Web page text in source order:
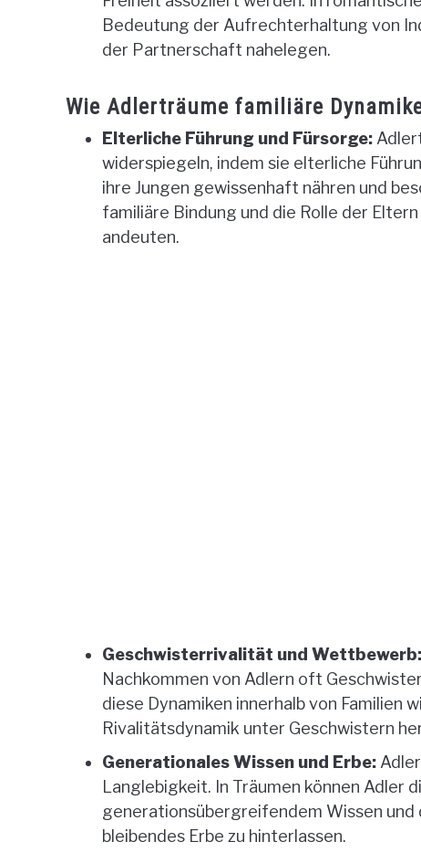
Bedeutung der Aufrechterhaltung von
der Partnerschaft nahelegen.
Wie Adlerträume familiäre
Elterliche Führung und Fürsorge:
widerspiegeln, indem sie elterliche
ihre Jungen gewissenhaft nähren und
familiäre Bindung und die Rolle der
andeuten.
Geschwisterrivalität und Wettbewerb:
Nachkommen von Adlern oft
diese Dynamiken innerhalb von Familien
Rivalitätsdynamik unter Geschwistern
Generationales Wissen und Erbe:
Langlebigkeit. In Träumen können Adler
generationsübergreifendem Wissen und
bleibendes Erbe zu hinterlassen.